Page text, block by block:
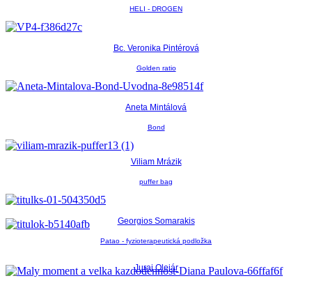
HELI - DROGEN
Bc. Veronika Pintérová
Golden ratio
Aneta Mintálová
Bond
Viliam Mrázik
puffer bag
Georgios Somarakis
Patao - fyzioterapeutická podložka
Juraj Olejár